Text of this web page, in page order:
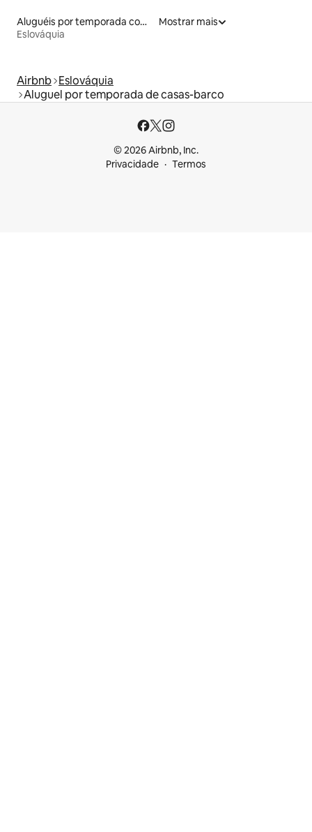
Aluguéis por temporada com banheira de hidromassagem
Eslováquia
Mostrar mais
Airbnb Eslováquia
Aluguel por temporada de casas-barco
© 2026 Airbnb, Inc.
Privacidade
Termos